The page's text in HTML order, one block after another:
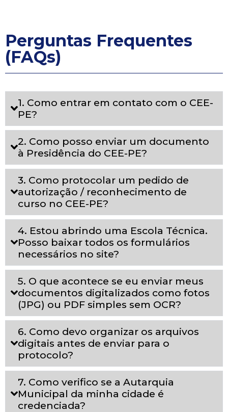
Perguntas Frequentes
(FAQs)
1. Como entrar em contato com o CEE-
PE?
2. Como posso enviar um documento
à Presidência do CEE-PE?
3. Como protocolar um pedido de
autorização / reconhecimento de
curso no CEE-PE?
4. Estou abrindo uma Escola Técnica.
Posso baixar todos os formulários
necessários no site?
5. O que acontece se eu enviar meus
documentos digitalizados como fotos
(JPG) ou PDF simples sem OCR?
6. Como devo organizar os arquivos
digitais antes de enviar para o
protocolo?
7. Como verifico se a Autarquia
Municipal da minha cidade é
credenciada?